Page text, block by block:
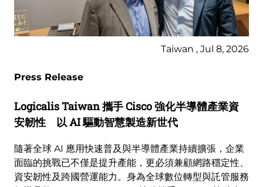
Taiwan , Jul 8, 2026
Press Release
Logicalis Taiwan 攜手 Cisco 強化半導體產業資
安韌性 以 AI 驅動智慧製造新世代
隨著全球 AI 應用快速普及與半導體產業持續擴張，企業
面臨的挑戰已不僅是提升產能，更必須兼顧網路穩定性、
資安韌性及跨國營運能力。身為全球數位轉型與託管服務